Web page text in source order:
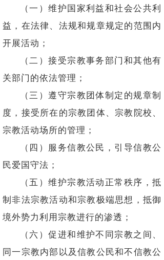
（一）维护国家利益和社会公共利
益，在法律、法规和规章规定的范围内
开展活动；
（二）接受宗教事务部门和其他有
关部门的依法管理；
（三）遵守宗教团体制定的规章制
度，接受所在的宗教团体、宗教院校、
宗教活动场所的管理；
（四）服务信教公民，引导信教公
民爱国守法；
（五）维护宗教活动正常秩序，抵
制非法宗教活动和宗教极端思想，抵御
境外势力利用宗教进行的渗透；
（六）促进和维护不同宗教之间、
同一宗教内部以及信教公民和不信教公